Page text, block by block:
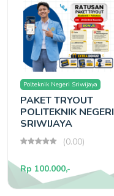
Polteknik Negeri Sriwijaya
PAKET TRYOUT
POLITEKNIK NEGERI
SRIWIJAYA
(0.00)
Rp 100.000,-